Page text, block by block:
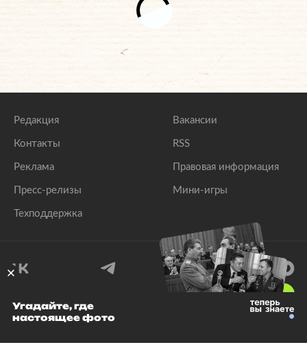
Редакция
Контакты
Реклама
Пресс-релизы
Техподдержка
Вакансии
RSS
Правовая информация
Мини-игры
© 1999–2026 Все права защищены.
Угадайте, где
настоящее фото